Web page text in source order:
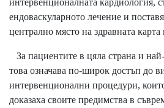
ендоваскуларното лечение и
централно място на здравната карта
За пациентите в цяла страна и
това означава по-широк достъп до
интервенционални процедури,
доказаха своите предимства в